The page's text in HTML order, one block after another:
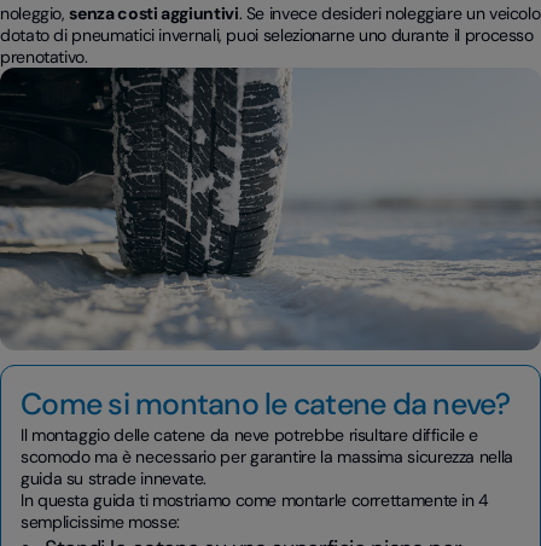
noleggio,senza costi aggiuntivi. Se invece desideri noleggiare un veicolo
dotato di pneumatici invernali, puoi selezionarne uno durante il processo
prenotativo.
Come si montano le catene da neve?
Il montaggio delle catene da neve potrebbe risultare difficile e
scomodo ma è necessario per garantire la massima sicurezza nella
guida su strade innevate.
In questa guida ti mostriamo come montarle correttamente in 4
semplicissime mosse: